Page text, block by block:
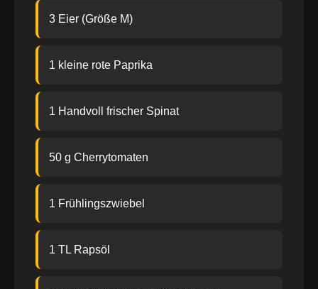
3 Eier (Größe M)
1 kleine rote Paprika
1 Handvoll frischer Spinat
50 g Cherrytomaten
1 Frühlingszwiebel
1 TL Rapsöl